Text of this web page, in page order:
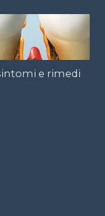
e rimedi